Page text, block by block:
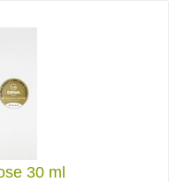
30 ml